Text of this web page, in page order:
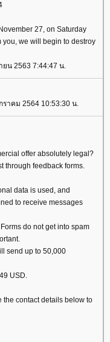
27, on Saturday
you, we will begin to destroy
น 2563 7:44:47 น.
าคม 2564 10:53:30 น.
offer absolutely legal?
through feedback forms.
data is used, and
to receive messages
do not get into spam
send up to 50,000
USD.
the contact details below to